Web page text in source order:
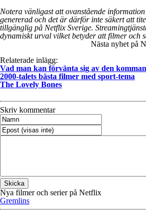
Notera vänligast att ovanstående
genererad och det är därför inte säkert att
tillgänglig på Netflix Sverige.
dynamiskt urval vilket betyder att filmer och
Nästa nyhet på
Relaterade inlägg:
Vad man kan förvänta sig av den
2000-talets bästa filmer med sport-tema
The Lovely Bones
Skriv kommentar
Nya filmer och serier på Netflix
Gremlins